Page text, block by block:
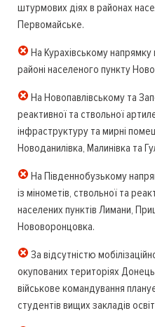
штурмових діях в районах
Первомайське.
На Курахівському напрямку
районі населеного пункту
На Новопавлівському та
реактивної та ствольної
інфраструктуру та мирні
Новоданилівка, Малинівка та
На Південнобузькому
із мінометів, ствольної та
населених пунктів Лимани,
Нововоронцовка.
За відсутністю
окупованих територіях
військове командування
студентів вищих закладів